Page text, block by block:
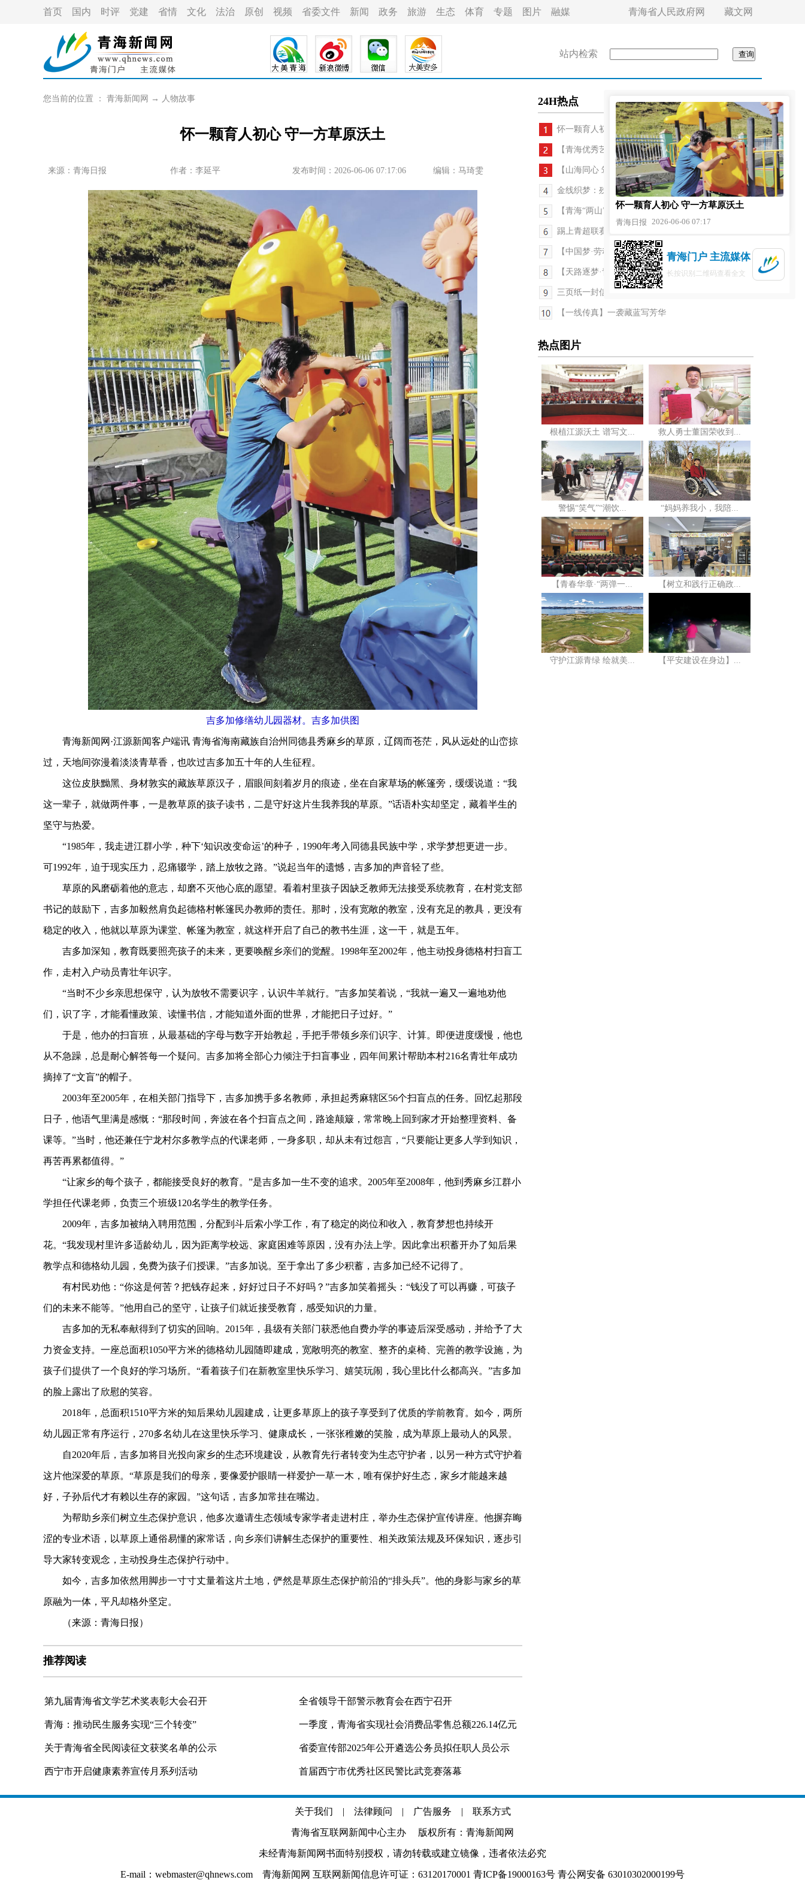
首页 国内 时评 党建 省情 文化 法治 原创 视频 省委文件 新闻 政务 旅游 生态 体育 专题 图片 融媒 青海省人民政府网 藏文网
站内检索
您当前的位置 ： 青海新闻网 → 人物故事
怀一颗育人初心 守一方草原沃土
来源：青海日报 作者： 李延平 发布时间：2026-06-06 07:17:06 编辑：马琦雯
吉多加修缮幼儿园器材。吉多加供图
青海新闻网·江源新闻客户端讯 青海省海南藏族自治州同德县秀麻乡的草原，辽阔而苍茫，风从远处的山峦掠
过，天地间弥漫着淡淡青草香，也吹过吉多加五十年的人生征程。
这位皮肤黝黑、身材敦实的藏族草原汉子，眉眼间刻着岁月的痕迹，坐在自家草场的帐篷旁，缓缓说道：“我
这一辈子，就做两件事，一是教草原的孩子读书，二是守好这片生我养我的草原。”话语朴实却坚定，藏着半生的
坚守与热爱。
“1985年，我走进江群小学，种下‘知识改变命运’的种子，1990年考入同德县民族中学，求学梦想更进一步。
可1992年，迫于现实压力，忍痛辍学，踏上放牧之路。”说起当年的遗憾，吉多加的声音轻了些。
草原的风磨砺着他的意志，却磨不灭他心底的愿望。看着村里孩子因缺乏教师无法接受系统教育，在村党支部
书记的鼓励下，吉多加毅然肩负起德格村帐篷民办教师的责任。那时，没有宽敞的教室，没有充足的教具，更没有
稳定的收入，他就以草原为课堂、帐篷为教室，就这样开启了自己的教书生涯，这一干，就是五年。
吉多加深知，教育既要照亮孩子的未来，更要唤醒乡亲们的觉醒。1998年至2002年，他主动投身德格村扫盲工
作，走村入户动员青壮年识字。
“当时不少乡亲思想保守，认为放牧不需要识字，认识牛羊就行。”吉多加笑着说，“我就一遍又一遍地劝他
们，识了字，才能看懂政策、读懂书信，才能知道外面的世界，才能把日子过好。”
于是，他办的扫盲班，从最基础的字母与数字开始教起，手把手带领乡亲们识字、计算。即便进度缓慢，他也
从不急躁，总是耐心解答每一个疑问。吉多加将全部心力倾注于扫盲事业，四年间累计帮助本村216名青壮年成功
摘掉了“文盲”的帽子。
2003年至2005年，在相关部门指导下，吉多加携手多名教师，承担起秀麻辖区56个扫盲点的任务。回忆起那段
日子，他语气里满是感慨：“那段时间，奔波在各个扫盲点之间，路途颠簸，常常晚上回到家才开始整理资料、备
课等。”当时，他还兼任宁龙村尔多教学点的代课老师，一身多职，却从未有过怨言，“只要能让更多人学到知识，
再苦再累都值得。”
“让家乡的每个孩子，都能接受良好的教育。”是吉多加一生不变的追求。2005年至2008年，他到秀麻乡江群小
学担任代课老师，负责三个班级120名学生的教学任务。
2009年，吉多加被纳入聘用范围，分配到斗后索小学工作，有了稳定的岗位和收入，教育梦想也持续开
花。“我发现村里许多适龄幼儿，因为距离学校远、家庭困难等原因，没有办法上学。因此拿出积蓄开办了知后果
教学点和德格幼儿园，免费为孩子们授课。”吉多加说。至于拿出了多少积蓄，吉多加已经不记得了。
有村民劝他：“你这是何苦？把钱存起来，好好过日子不好吗？”吉多加笑着摇头：“钱没了可以再赚，可孩子
们的未来不能等。”他用自己的坚守，让孩子们就近接受教育，感受知识的力量。
吉多加的无私奉献得到了切实的回响。2015年，县级有关部门获悉他自费办学的事迹后深受感动，并给予了大
力资金支持。一座总面积1050平方米的德格幼儿园随即建成，宽敞明亮的教室、整齐的桌椅、完善的教学设施，为
孩子们提供了一个良好的学习场所。“看着孩子们在新教室里快乐学习、嬉笑玩闹，我心里比什么都高兴。”吉多加
的脸上露出了欣慰的笑容。
2018年，总面积1510平方米的知后果幼儿园建成，让更多草原上的孩子享受到了优质的学前教育。如今，两所
幼儿园正常有序运行，270多名幼儿在这里快乐学习、健康成长，一张张稚嫩的笑脸，成为草原上最动人的风景。
自2020年后，吉多加将目光投向家乡的生态环境建设，从教育先行者转变为生态守护者，以另一种方式守护着
这片他深爱的草原。“草原是我们的母亲，要像爱护眼睛一样爱护一草一木，唯有保护好生态，家乡才能越来越
好，子孙后代才有赖以生存的家园。”这句话，吉多加常挂在嘴边。
为帮助乡亲们树立生态保护意识，他多次邀请生态领域专家学者走进村庄，举办生态保护宣传讲座。他摒弃晦
涩的专业术语，以草原上通俗易懂的家常话，向乡亲们讲解生态保护的重要性、相关政策法规及环保知识，逐步引
导大家转变观念，主动投身生态保护行动中。
如今，吉多加依然用脚步一寸寸丈量着这片土地，俨然是草原生态保护前沿的“排头兵”。他的身影与家乡的草
原融为一体，平凡却格外坚定。
（来源：青海日报）
推荐阅读
第九届青海省文学艺术奖表彰大会召开 全省领导干部警示教育会在西宁召开
青海：推动民生服务实现“三个转变” 一季度，青海省实现社会消费品零售总额226.14亿元
关于青海省全民阅读征文获奖名单的公示 省委宣传部2025年公开遴选公务员拟任职人员公示
西宁市开启健康素养宣传月系列活动 首届西宁市优秀社区民警比武竞赛落幕
24H热点
怀一颗育人初心 守一方草原沃土
【青海优秀艺术家系列报道】陈璐：一个青海女作曲...
【山海同心 筑梦青海】玉树的树与生命的路——记第...
金线织梦：残疾画师的艺术人生与温暖担当
【青海“两山”答卷】村支书变身主播冶成虎：做家...
踢上青超联赛 他在高原热土实现足球梦
【中国梦·劳动美】“爱找茬”的赵师傅——记2025年...
【天路逐梦·青藏铁路通车20周年纪行】小站情怀
三页纸一封信，写不尽患者的青海情
【一线传真】一袭藏蓝写芳华
热点图片
根植江源沃土 谱写文... 救人勇士董国荣收到...
警惕“笑气”“潮饮... “妈妈养我小，我陪...
【青春华章·“两弹一... 【树立和践行正确政...
守护江源青绿 绘就美... 【平安建设在身边】...
关于我们 | 法律顾问 | 广告服务 | 联系方式
青海省互联网新闻中心主办 版权所有：青海新闻网
未经青海新闻网书面特别授权，请勿转载或建立镜像，违者依法必究
E-mail：webmaster@qhnews.com 青海新闻网 互联网新闻信息许可证：63120170001 青ICP备19000163号 青公网安备 63010302000199号
怀一颗育人初心 守一方草原沃土
青海日报 2026-06-06 07:17
青海门户 主流媒体
长按识别二维码查看全文